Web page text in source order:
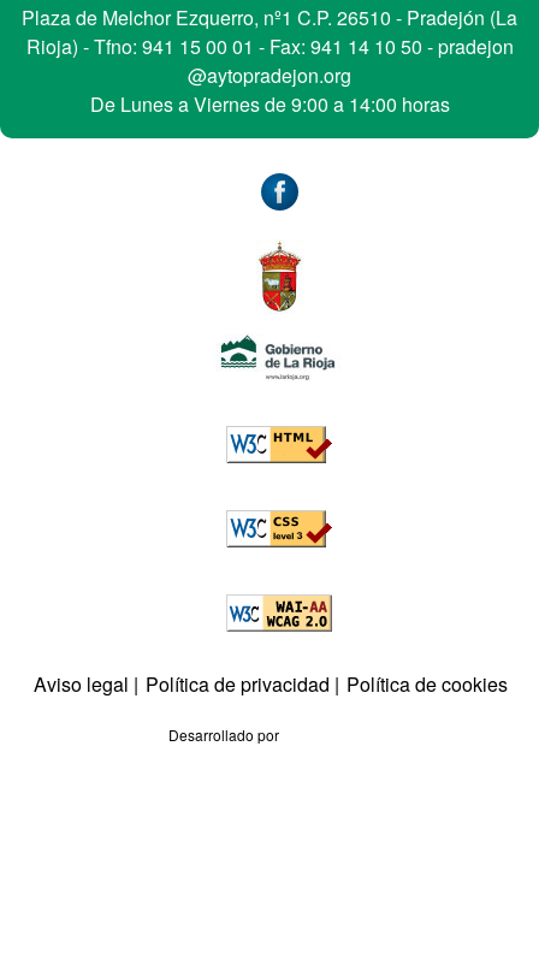
Plaza de Melchor Ezquerro, nº1 C.P. 26510 - Pradejón (La
Rioja) - Tfno: 941 15 00 01 - Fax: 941 14 10 50 -pradejon
@aytopradejon.org
De Lunes a Viernes de 9:00 a 14:00 horas
W3C: HTML5
W3C: CSS
W3C: AA WCAG
Legal
Aviso legal Política de privacidad Política de cookies
Desarrollado por